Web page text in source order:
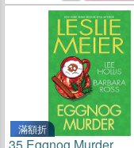
滿額折